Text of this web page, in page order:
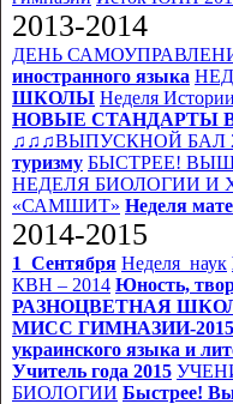
2013-2014
ДЕНЬ
иностранного языка
ШКОЛЫ Неделя
НОВЫЕ СТАНДАРТЫ
♫♫♫ВЫПУСКНОЙ БАЛ
туризму БЫСТРЕЕ!
НЕДЕЛЯ БИОЛОГИИ И
«САМШИТ» Неделя
2014-2015
1_Сентября Неделя_наук
КВН – 2014 Юность,
РАЗНОЦВЕТНАЯ
МИСС ГИМНАЗИИ-2015
украинского языка и
Учитель года 2015
БИОЛОГИИ Быстрее!